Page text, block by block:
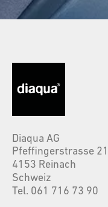
Diaqua AG
Pfeffingerstrasse 21
4153 Reinach
Schweiz
Tel. 061 716 73 90